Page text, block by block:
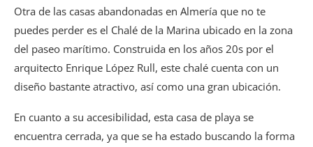
Otra de las casas abandonadas en Almería que no te
puedes perder es el Chalé de la Marina ubicado en la zona
del paseo marítimo. Construida en los años 20s por el
arquitecto Enrique López Rull, este chalé cuenta con un
diseño bastante atractivo, así como una gran ubicación.
En cuanto a su accesibilidad, esta casa de playa se
encuentra cerrada, ya que se ha estado buscando la forma